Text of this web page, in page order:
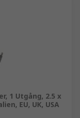
1 Utgång, 2.5 x
EU, UK, USA